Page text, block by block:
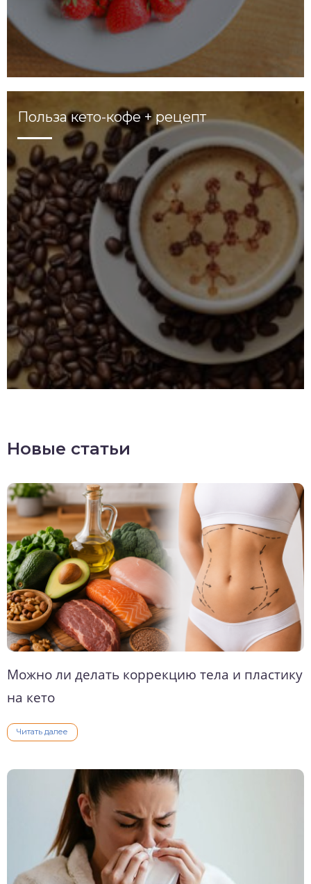
Польза кето-кофе + рецепт
Новые статьи
Можно ли делать коррекцию тела и пластику
на кето
Читать далее